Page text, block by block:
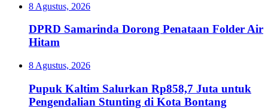
8 Agustus, 2026
DPRD Samarinda Dorong Penataan Folder Air
Hitam
8 Agustus, 2026
Pupuk Kaltim Salurkan Rp858,7 Juta untuk
Pengendalian Stunting di Kota Bontang